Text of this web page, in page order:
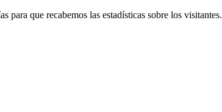
que recabemos las estadísticas sobre los visitantes.